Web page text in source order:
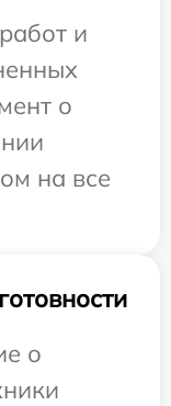
и
о
на все
о